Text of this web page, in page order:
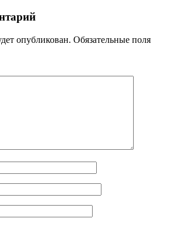
опубликован. Обязательные поля